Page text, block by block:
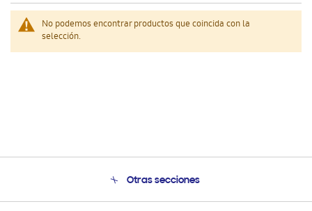
No podemos encontrar productos que coincida con la
selección.
Otras secciones